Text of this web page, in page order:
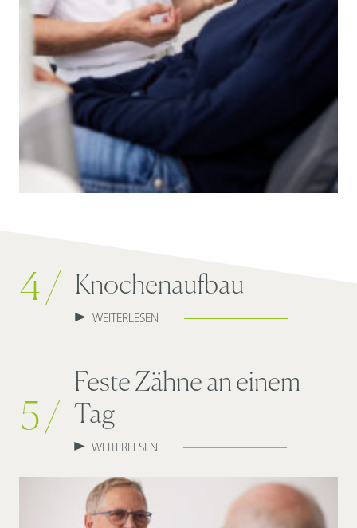
4 / Knochenaufbau
WEITERLESEN
5 /
Feste Zähne an einem
Tag
WEITERLESEN